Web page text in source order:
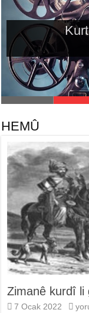
HEMÛ
Zimanê kurdî li
7 Ocak 2022